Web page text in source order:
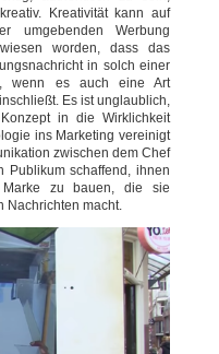
Kreativität kann auf
umgebenden Werbung
worden, dass das
in solch einer
wenn es auch eine Art
Es ist unglaublich,
in die Wirklichkeit
ins Marketing vereinigt
zwischen dem Chef
Publikum schaffend, ihnen
zu bauen, die sie
Nachrichten macht.